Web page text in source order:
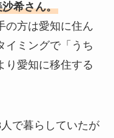
希さん。
の方は愛知に住ん
イミングで「うち
り愛知に移住する
で暮らしていたが